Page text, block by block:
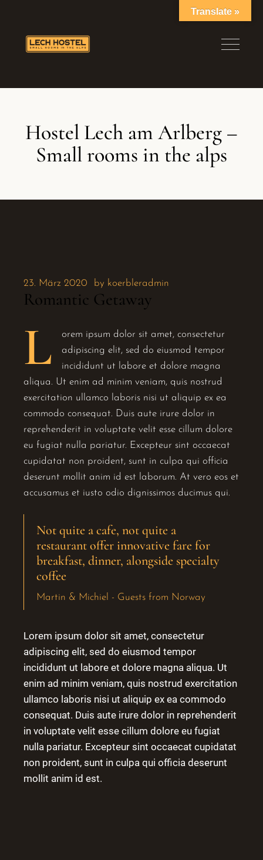
Hostel Lech am Arlberg –
Small rooms in the alps
23. März 2020 by koerbleradmin
Romantic Getaway
L
orem ipsum dolor sit amet, consectetur
adipiscing elit, sed do eiusmod tempor
incididunt ut labore et dolore magna
aliqua. Ut enim ad minim veniam, quis nostrud
exercitation ullamco laboris nisi ut aliquip ex ea
commodo consequat. Duis aute irure dolor in
reprehenderit in voluptate velit esse cillum dolore
eu fugiat nulla pariatur. Excepteur sint occaecat
cupidatat non proident, sunt in culpa qui officia
deserunt mollit anim id est laborum. At vero eos et
accusamus et iusto odio dignissimos ducimus qui.
Not quite a cafe, not quite a
restaurant offer innovative fare for
breakfast, dinner, alongside specialty
coffee
Martin & Michiel - Guests from Norway
Lorem ipsum dolor sit amet, consectetur
adipiscing elit, sed do eiusmod tempor
incididunt ut labore et dolore magna aliqua. Ut
enim ad minim veniam, quis nostrud exercitation
ullamco laboris nisi ut aliquip ex ea commodo
consequat. Duis aute irure dolor in reprehenderit
in voluptate velit esse cillum dolore eu fugiat
nulla pariatur. Excepteur sint occaecat cupidatat
non proident, sunt in culpa qui officia deserunt
mollit anim id est.
Translate »